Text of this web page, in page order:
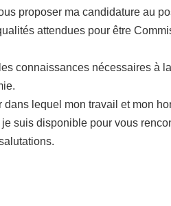
proposer ma candidature au
attendues pour être
connaissances nécessaires
lequel mon travail et mon
suis disponible pour vous